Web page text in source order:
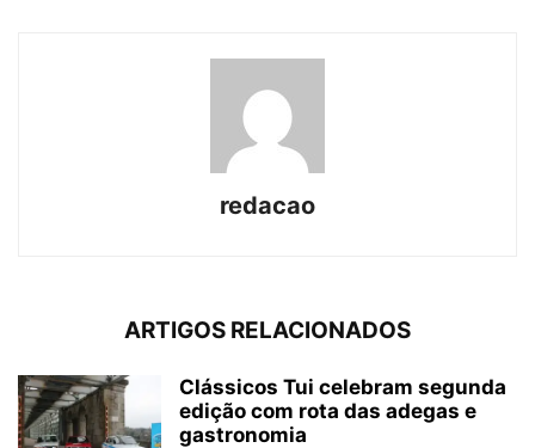
redacao
ARTIGOS RELACIONADOS
Clássicos Tui celebram segunda
edição com rota das adegas e
gastronomia